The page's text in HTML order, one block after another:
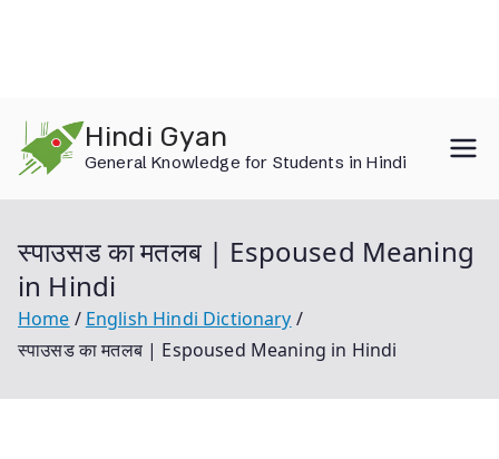
content
Hindi Gyan
General Knowledge for Students in Hindi
स्पाउसड का मतलब | Espoused Meaning
in Hindi
Home
English Hindi Dictionary
स्पाउसड का मतलब | Espoused Meaning in Hindi